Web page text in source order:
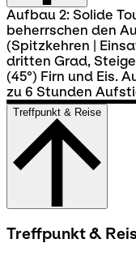
Aufbau 2: Solide
beherrschen den
(Spitzkehren |
dritten Grad,
(45°) Firn und Eis.
zu 6 Stunden
Treffpunkt & Reise
Treffpunkt &